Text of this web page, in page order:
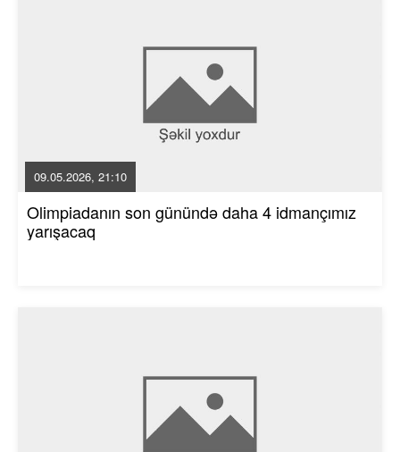
09.05.2026, 21:10
Olimpiadanın son günündə daha 4 idmançımız
yarışacaq